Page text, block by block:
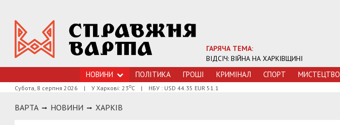
ГАРЯЧА ТЕМА:
ВІДСІЧ: ВІЙНА НА ХАРКІВЩИНІ
НОВИНИ ПОЛІТИКА ГРОШI КРИМIНАЛ СПОРТ МИСТЕЦТВО
Субота, 8 серпня 2026 | У Харкові: 23оС | НБУ : USD 44.35 EUR 51.1
ВАРТА НОВИНИ ХАРКIВ